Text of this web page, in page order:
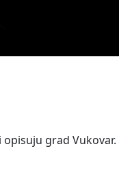
grad Vukovar.